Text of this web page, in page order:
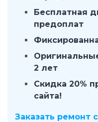
Бесплатная
предоплат
2 лет
Скидка 20%
сайта!
Заказать ремонт